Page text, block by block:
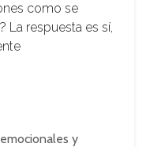
como se
La respuesta es sí,
y